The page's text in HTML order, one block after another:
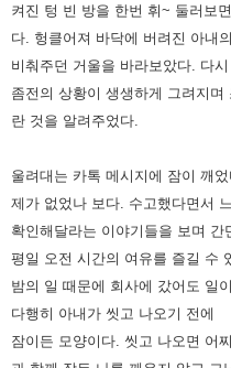
켜진 텅 빈 방을 한번 휘~ 둘러보
다. 헝클어져 바닥에 버려진 아내
비춰주던 거울을 바라보았다. 다
좀전의 상황이 생생하게 그려지
란 것을 알려주었다.
울려대는 카톡 메시지에 잠이 깨었
제가 없었나 보다. 수고했다면서
확인해달라는 이야기들을 보며 간
평일 오전 시간의 여유를 즐길 수
밤의 일 때문에 회사에 갔어도 일
다행히 아내가 씻고 나오기 전에
잠이든 모양이다. 씻고 나오면 어